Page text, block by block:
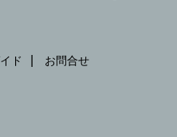
ド お問合せ